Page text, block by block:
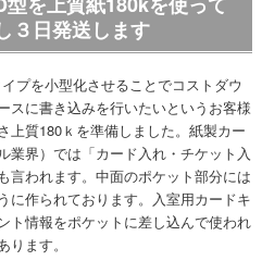
３日発送します
プを小型化させることでコストダウ
スに書き込みを行いたいというお客様
上質180ｋを準備しました。紙製カー
業界）では「カード入れ・チケット入
言われます。中面のポケット部分には
に作られております。入室用カードキ
ト情報をポケットに差し込んで使われ
ます。